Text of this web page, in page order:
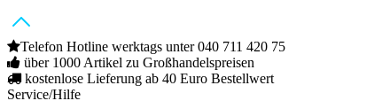
Telefon Hotline werktags unter 040 711 420 75
über 1000 Artikel zu Großhandelspreisen
kostenlose Lieferung ab 40 Euro Bestellwert
Service/Hilfe